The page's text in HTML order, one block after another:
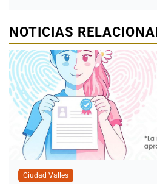
NOTICIAS
Ciudad Valles